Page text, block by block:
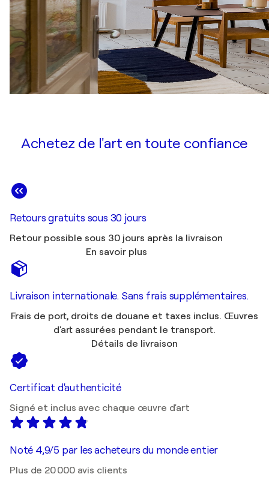
Achetez de l'art en toute confiance
Retours gratuits sous 30 jours
Retour possible sous 30 jours après la livraison
En savoir plus
Livraison internationale. Sans frais supplémentaires.
Frais de port, droits de douane et taxes inclus. Œuvres
d'art assurées pendant le transport.
Détails de livraison
Certificat d'authenticité
Signé et inclus avec chaque œuvre d'art
Noté 4,9/5 par les acheteurs du monde entier
Plus de 20 000 avis clients